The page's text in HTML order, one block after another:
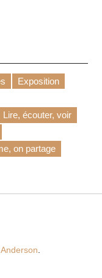
Exposition
Lire, écouter, voir
on partage
Anderson